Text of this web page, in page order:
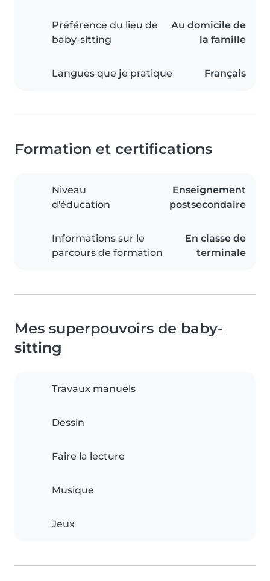
Préférence du lieu de
baby-sitting
Au domicile de
la famille
Langues que je pratique Français
Formation et certifications
Niveau
d'éducation
Enseignement
postsecondaire
Informations sur le
parcours de formation
En classe de
terminale
Mes superpouvoirs de baby-
sitting
Travaux manuels
Dessin
Faire la lecture
Musique
Jeux